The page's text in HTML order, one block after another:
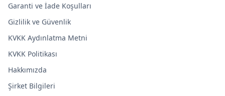
Garanti ve İade Koşulları
Gizlilik ve Güvenlik
KVKK Aydınlatma Metni
KVKK Politikası
Hakkımızda
Şirket Bilgileri